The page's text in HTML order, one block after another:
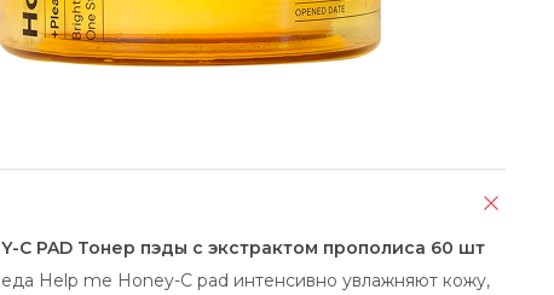
C PAD Тонер пэды с экстрактом прополиса 60 шт
Help me Honey-C pad интенсивно увлажняют кожу,